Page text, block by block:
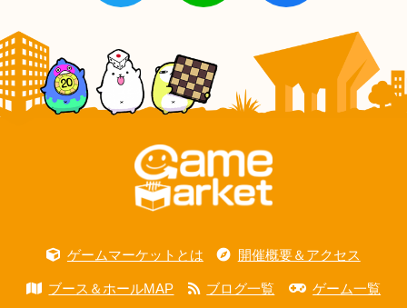
ゲームマーケットとは 開催概要＆アクセス
ブース＆ホールMAP ブログ一覧 ゲーム一覧